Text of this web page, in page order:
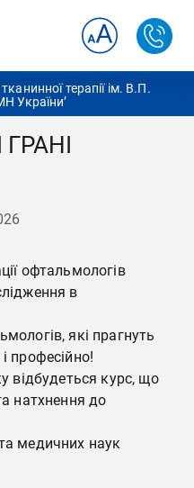
терапії ім. В.П.
України’
офтальмологів
в
які прагнуть
професійно!
відбудеться курс, що
натхнення до
медичних наук